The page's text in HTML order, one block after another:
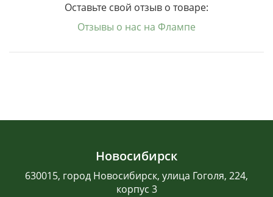
Оставьте свой отзыв о товаре:
Отзывы о нас на Флампе
Новосибирск
630015, город Новосибирск, улица Гоголя, 224,
корпус 3